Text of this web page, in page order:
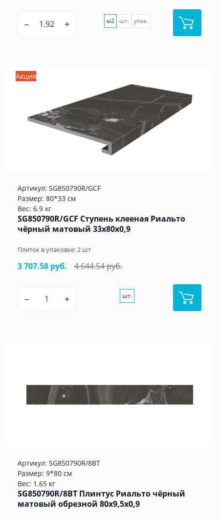
– + м2 шт. упак.
Акция
Артикул: SG850790R/GCF
Размер: 80*33 см
Вес: 6.9 кг
SG850790R/GCF Ступень клееная Риальто
чёрный матовый 33x80x0,9
Плиток в упаковке: 2 шт
3 707.58 руб. 4 644.54 руб.
– + шт.
Артикул: SG850790R/8BT
Размер: 9*80 см
Вес: 1.65 кг
SG850790R/8BT Плинтус Риальто чёрный
матовый обрезной 80x9,5x0,9